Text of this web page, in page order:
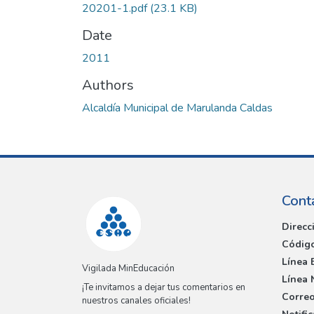
20201-1.pdf(23.1 KB)
Date
2011
Authors
Alcaldía Municipal de Marulanda Caldas
Vigilada MinEducación
¡Te invitamos a dejar tus comentarios en
nuestros canales oficiales!
Línea
Línea